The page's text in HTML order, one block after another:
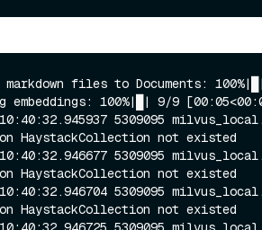
markdown files to Documents:
embeddings: 100%|█| 9/9
10:40:32.945937 5309095
HaystackCollection not existed
10:40:32.946677 5309095
HaystackCollection not existed
10:40:32.946704 5309095
HaystackCollection not existed